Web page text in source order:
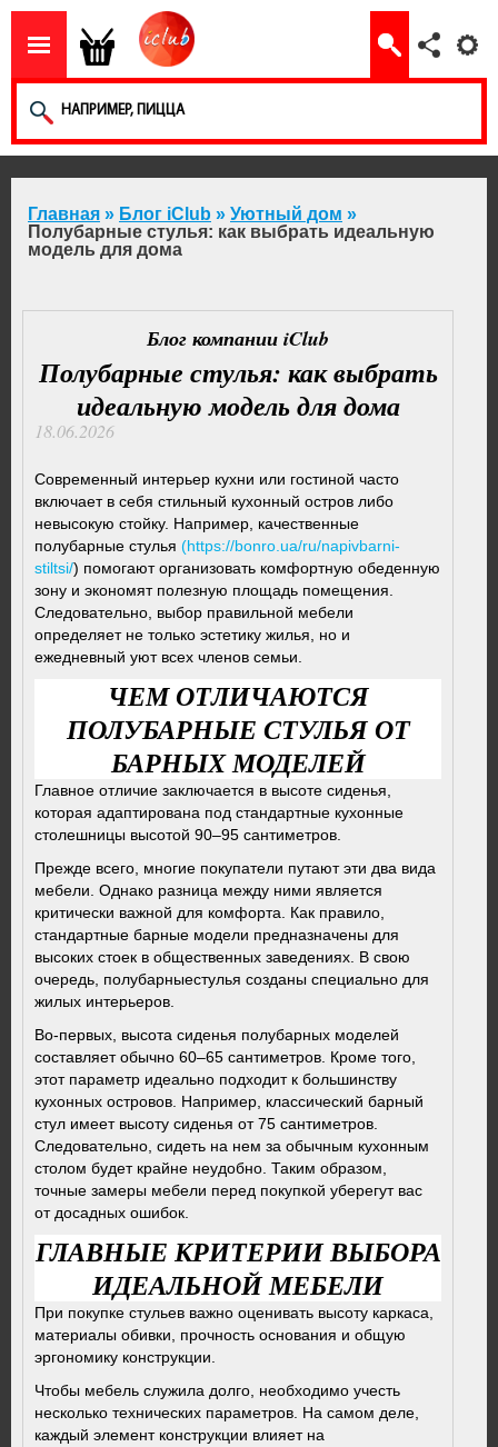
Главная » Блог iClub » Уютный дом »
Полубарные стулья: как выбрать идеальную
модель для дома
Блог компании iClub
Полубарные стулья: как выбрать
идеальную модель для дома
18.06.2026
Современный интерьер кухни или гостиной часто
включает в себя стильный кухонный остров либо
невысокую стойку. Например, качественные
полубарные стулья (https://bonro.ua/ru/napivbarni-
stiltsi/) помогают организовать комфортную обеденную
зону и экономят полезную площадь помещения.
Следовательно, выбор правильной мебели
определяет не только эстетику жилья, но и
ежедневный уют всех членов семьи.
ЧЕМ ОТЛИЧАЮТСЯ
ПОЛУБАРНЫЕ СТУЛЬЯ ОТ
БАРНЫХ МОДЕЛЕЙ
Главное отличие заключается в высоте сиденья,
которая адаптирована под стандартные кухонные
столешницы высотой 90–95 сантиметров.
Прежде всего, многие покупатели путают эти два вида
мебели. Однако разница между ними является
критически важной для комфорта. Как правило,
стандартные барные модели предназначены для
высоких стоек в общественных заведениях. В свою
очередь, полубарныестулья созданы специально для
жилых интерьеров.
Во-первых, высота сиденья полубарных моделей
составляет обычно 60–65 сантиметров. Кроме того,
этот параметр идеально подходит к большинству
кухонных островов. Например, классический барный
стул имеет высоту сиденья от 75 сантиметров.
Следовательно, сидеть на нем за обычным кухонным
столом будет крайне неудобно. Таким образом,
точные замеры мебели перед покупкой уберегут вас
от досадных ошибок.
ГЛАВНЫЕ КРИТЕРИИ ВЫБОРА
ИДЕАЛЬНОЙ МЕБЕЛИ
При покупке стульев важно оценивать высоту каркаса,
материалы обивки, прочность основания и общую
эргономику конструкции.
Чтобы мебель служила долго, необходимо учесть
несколько технических параметров. На самом деле,
каждый элемент конструкции влияет на